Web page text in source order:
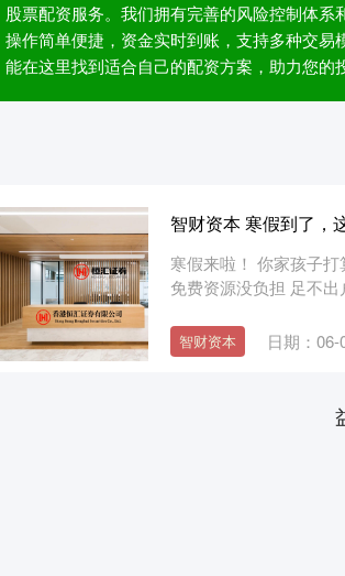
股票配资服务。我们拥有完善的风险控制体
操作简单便捷，资金实时到账，支持多种交
能在这里找到适合自己的配资方案，助力您的
智财资本 寒假到了，
寒假来啦！ 你家孩子
免费资源没负担 足不
智财资本 日期：06-